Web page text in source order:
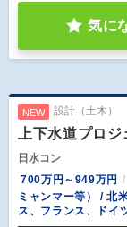
気に
NEW 設計（土木）
上下水道プロ
日水コン
700万円～949万円
ミャンマー等） / 北
ス、フランス、ドイ